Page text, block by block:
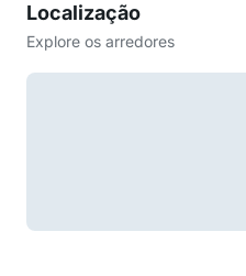
Localização
Explore os arredores